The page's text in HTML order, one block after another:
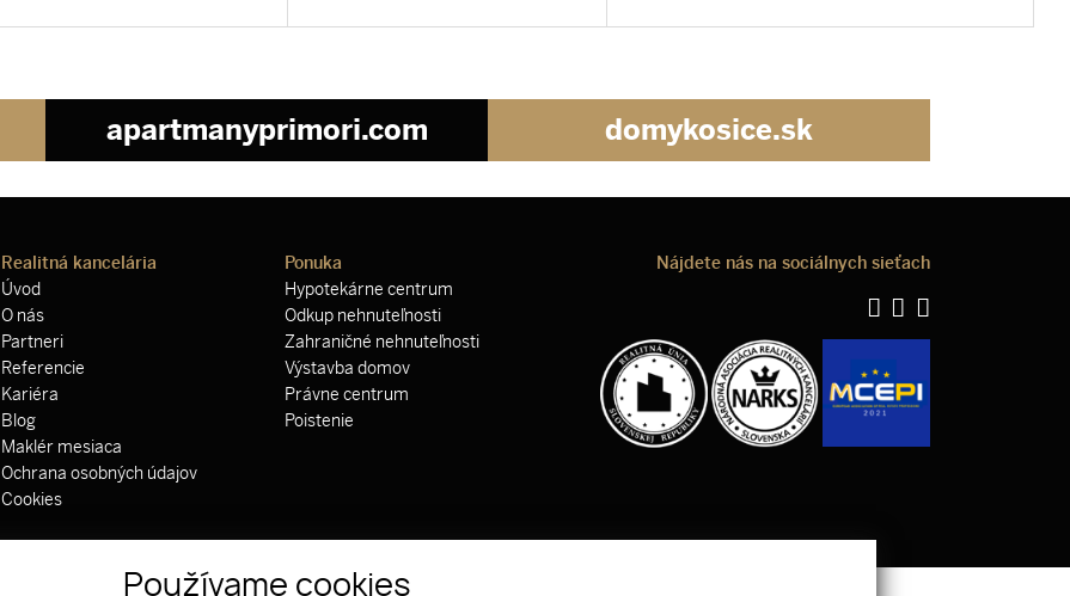
Používame cookies
apartmanyprimori.com domykosice.sk
Realitná kancelária
Úvod
O nás
Partneri
Referencie
Kariéra
Blog
Maklér mesiaca
Ochrana osobných údajov
Cookies
Ponuka
Hypotekárne centrum
Odkup nehnuteľnosti
Zahraničné nehnuteľnosti
Výstavba domov
Právne centrum
Poistenie
Nájdete nás na sociálnych sieťach